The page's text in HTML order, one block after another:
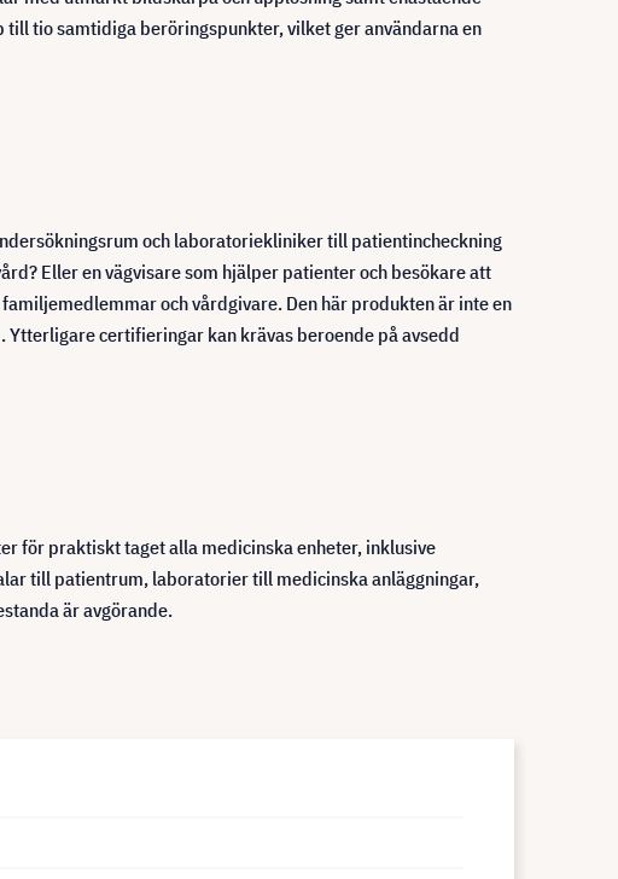
tio samtidiga beröringspunkter, vilket ger användarna en
och laboratoriekliniker till patientincheckning
Eller en vägvisare som hjälper patienter och besökare att
och vårdgivare. Den här produkten är inte en
certifieringar kan krävas beroende på avsedd
för praktiskt taget alla medicinska enheter, inklusive
till patientrum, laboratorier till medicinska anläggningar,
är avgörande.